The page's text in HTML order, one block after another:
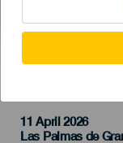
11 April 2026
Localidad
Las Palmas de